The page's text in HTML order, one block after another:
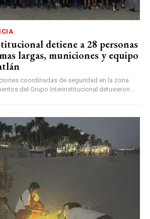
detiene a 28 personas
largas, municiones y equipo
coordinadas de seguridad en la zona
del Grupo Interinstitucional detuvieron...